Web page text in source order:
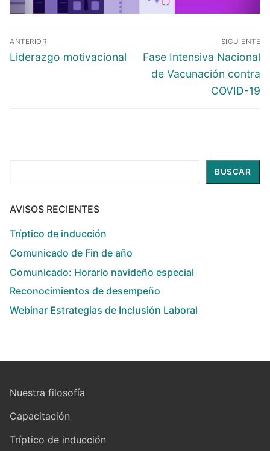
ANTERIOR
Liderazgo motivacional
SIGUIENTE
Fase Intensiva Nacional
de Vacunación contra
COVID-19
BUSCAR
AVISOS RECIENTES
Tríptico de inducción
Comunicado de Fin de año
Comunicado: Horario navideño especial
Reconocimientos de desempeño
Webinar Estrategias de Inclusión Laboral
Nuestra filosofía
Capacitación
Tríptico de inducción